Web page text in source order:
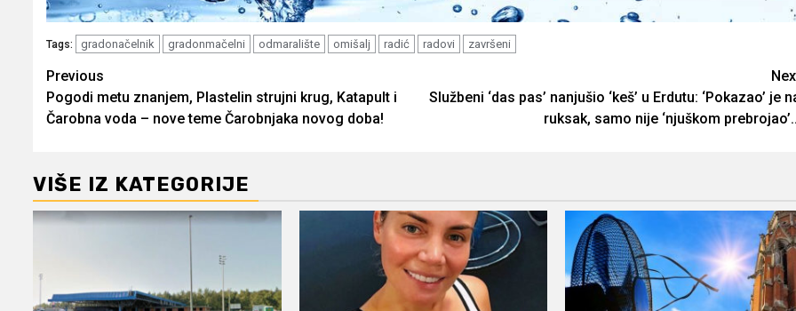
Tags: gradonačelnik gradonmačelni odmaralište omišalj radić radovi završeni
Post
navigation
Previous
Pogodi metu znanjem, Plastelin strujni krug, Katapult i
Čarobna voda – nove teme Čarobnjaka novog doba!
Službeni ‘das pas’ nanjušio ‘keš’ u Erdutu: ‘Pokazao’ je
ruksak, samo nije ‘njuškom
VIŠE IZ KATEGORIJE